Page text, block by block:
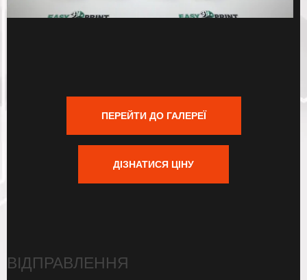
ПЕРЕЙТИ ДО ГАЛЕРЕЇ
ДІЗНАТИСЯ ЦІНУ
ВІДПРАВЛЕННЯ